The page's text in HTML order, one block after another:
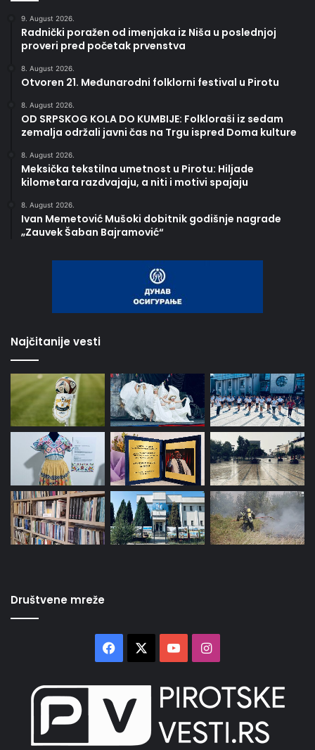
9. August 2026.
Radnički poražen od imenjaka iz Niša u poslednjoj
proveri pred početak prvenstva
8. August 2026.
Otvoren 21. Međunarodni folklorni festival u Pirotu
8. August 2026.
OD SRPSKOG KOLA DO KUMBIJE: Folkloraši iz sedam
zemalja održali javni čas na Trgu ispred Doma kulture
8. August 2026.
Meksička tekstilna umetnost u Pirotu: Hiljade
kilometara razdvajaju, a niti i motivi spajaju
8. August 2026.
Ivan Memetović Mušoki dobitnik godišnje nagrade
„Zauvek Šaban Bajramović“
Najčitanije vesti
Društvene mreže
Facebook YouTubeInstagram